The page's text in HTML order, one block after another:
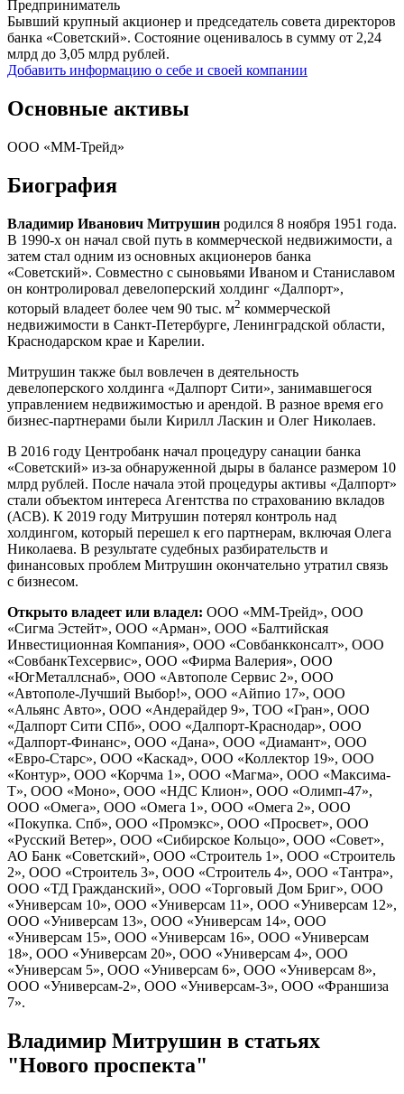
Предприниматель
Бывший крупный акционер и председатель совета директоров
банка «Советский». Состояние оценивалось в сумму от 2,24
млрд до 3,05 млрд рублей.
Добавить информацию о себе и своей компании
Основные активы
ООО «ММ-Трейд»
Биография
Владимир Иванович Митрушин родился 8 ноября 1951 года.
В 1990-х он начал свой путь в коммерческой недвижимости, а
затем стал одним из основных акционеров банка
«Советский». Совместно с сыновьями Иваном и Станиславом
он контролировал девелоперский холдинг «Далпорт»,
который владеет более чем 90 тыс. м2 коммерческой
недвижимости в Санкт-Петербурге, Ленинградской области,
Краснодарском крае и Карелии.
Митрушин также был вовлечен в деятельность
девелоперского холдинга «Далпорт Сити», занимавшегося
управлением недвижимостью и арендой. В разное время его
бизнес-партнерами были Кирилл Ласкин и Олег Николаев.
В 2016 году Центробанк начал процедуру санации банка
«Советский» из-за обнаруженной дыры в балансе размером 10
млрд рублей. После начала этой процедуры активы «Далпорт»
стали объектом интереса Агентства по страхованию вкладов
(АСВ). К 2019 году Митрушин потерял контроль над
холдингом, который перешел к его партнерам, включая Олега
Николаева. В результате судебных разбирательств и
финансовых проблем Митрушин окончательно утратил связь
с бизнесом.
Открыто владеет или владел: ООО «ММ-Трейд», ООО
«Сигма Эстейт», ООО «Арман», ООО «Балтийская
Инвестиционная Компания», ООО «Совбанкконсалт», ООО
«СовбанкТехсервис», ООО «Фирма Валерия», ООО
«ЮгМеталлснаб», ООО «Автополе Сервис 2», ООО
«Автополе-Лучший Выбор!», ООО «Айпио 17», ООО
«Альянс Авто», ООО «Андерайдер 9», ТОО «Гран», ООО
«Далпорт Сити СПб», ООО «Далпорт-Краснодар», ООО
«Далпорт-Финанс», ООО «Дана», ООО «Диамант», ООО
«Евро-Старс», ООО «Каскад», ООО «Коллектор 19», ООО
«Контур», ООО «Корчма 1», ООО «Магма», ООО «Максима-
Т», ООО «Моно», ООО «НДС Клион», ООО «Олимп-47»,
ООО «Омега», ООО «Омега 1», ООО «Омега 2», ООО
«Покупка. Спб», ООО «Промэкс», ООО «Просвет», ООО
«Русский Ветер», ООО «Сибирское Кольцо», ООО «Совет»,
АО Банк «Советский», ООО «Строитель 1», ООО «Строитель
2», ООО «Строитель 3», ООО «Строитель 4», ООО «Тантра»,
ООО «ТД Гражданский», ООО «Торговый Дом Бриг», ООО
«Универсам 10», ООО «Универсам 11», ООО «Универсам 12»,
ООО «Универсам 13», ООО «Универсам 14», ООО
«Универсам 15», ООО «Универсам 16», ООО «Универсам
18», ООО «Универсам 20», ООО «Универсам 4», ООО
«Универсам 5», ООО «Универсам 6», ООО «Универсам 8»,
ООО «Универсам-2», ООО «Универсам-3», ООО «Франшиза
7».
Владимир Митрушин в статьях
"Нового проспекта"